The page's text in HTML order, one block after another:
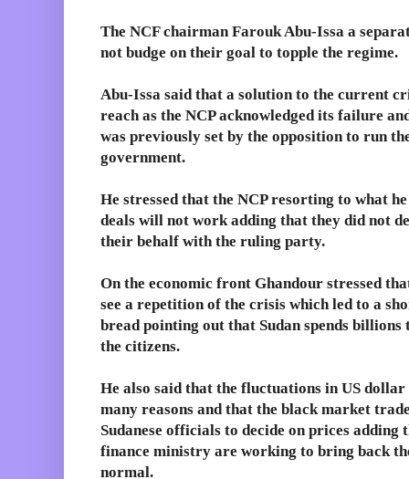
The NCF chairman Farouk Abu-Issa a
not budge on their goal to topple the regime.
Abu-Issa said that a solution to the current
reach as the NCP acknowledged its failure
was previously set by the opposition to run
government.
He stressed that the NCP resorting to what
deals will not work adding that they did not
their behalf with the ruling party.
On the economic front Ghandour stressed
see a repetition of the crisis which led to a
bread pointing out that Sudan spends
the citizens.
He also said that the fluctuations in US dollar
many reasons and that the black market
Sudanese officials to decide on prices
finance ministry are working to bring back
normal.